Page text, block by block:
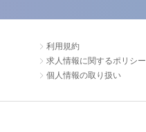
利用規約
求人情報に関するポリシー
個人情報の取り扱い